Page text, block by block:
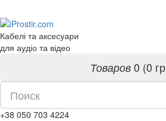
Кабелі та аксесуари
для аудіо та відео
Товаров0 (0
+38 050 703 4224